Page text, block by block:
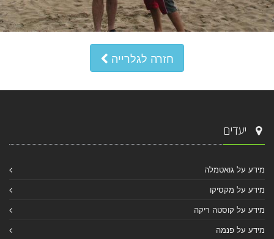
חזרה לגלרייה
יעדים
מידע על גואטמלה
מידע על מקסיקו
מידע על קוסטה ריקה
מידע על פנמה